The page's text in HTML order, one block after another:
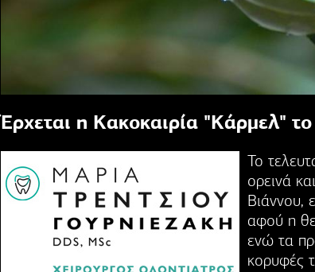
Έρχεται η Κακοκαιρία "Κάρμελ"
Το
ορεινά
Βιάννου,
αφού η
ενώ τα
κορυφές